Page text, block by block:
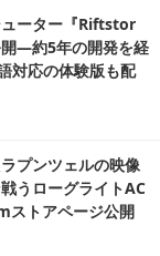
ューター『Riftstor
―約5年の開発を経
対応の体験版も配
プンツェルの映像
うローグライトAC
トアページ公開